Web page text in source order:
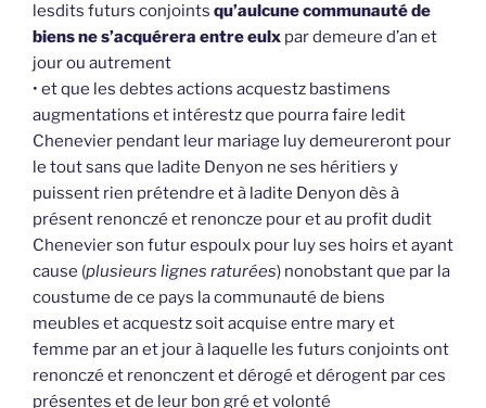
lesdits futurs conjoints qu’aulcune communauté de
biens ne s’acquérera entre eulx par demeure d’an et
jour ou autrement
• et que les debtes actions acquestz bastimens
augmentations et intérestz que pourra faire ledit
Chenevier pendant leur mariage luy demeureront pour
le tout sans que ladite Denyon ne ses héritiers y
puissent rien prétendre et à ladite Denyon dès à
présent renonczé et renoncze pour et au profit dudit
Chenevier son futur espoulx pour luy ses hoirs et ayant
cause (plusieurs lignes raturées) nonobstant que par la
coustume de ce pays la communauté de biens
meubles et acquestz soit acquise entre mary et
femme par an et jour à laquelle les futurs conjoints ont
renonczé et renonczent et dérogé et dérogent par ces
présentes et de leur bon gré et volonté